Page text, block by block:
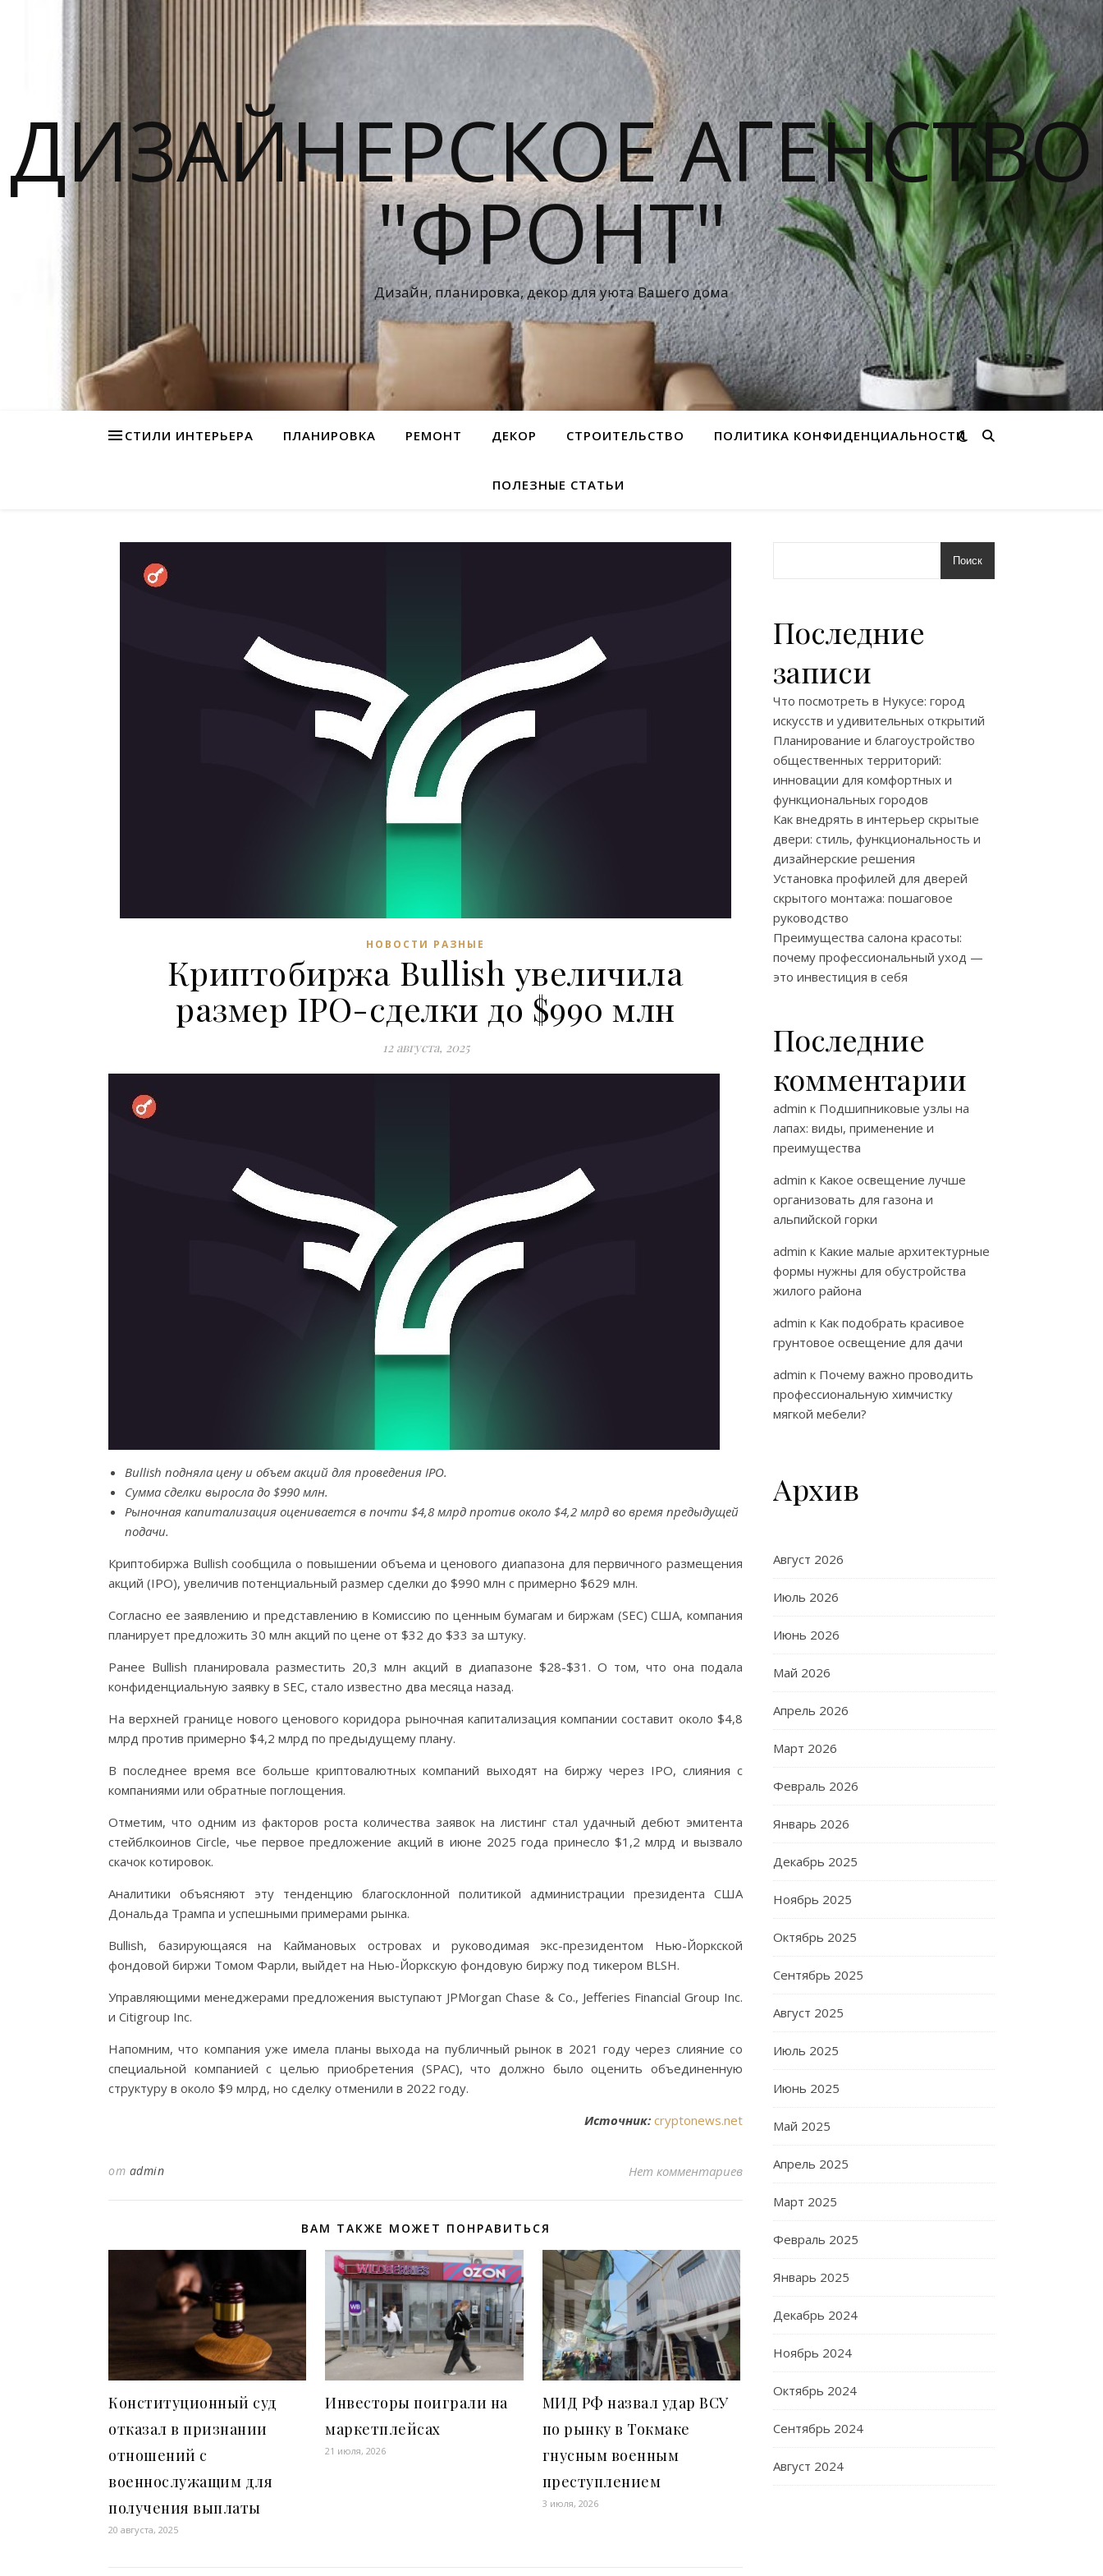
ДИЗАЙНЕРСКОЕ АГЕНСТВО
"ФРОНТ"
Дизайн, планировка, декор для уюта Вашего дома
СТИЛИ ИНТЕРЬЕРА ПЛАНИРОВКА РЕМОНТ ДЕКОР СТРОИТЕЛЬСТВО ПОЛИТИКА КОНФИДЕНЦИАЛЬНОСТИ
ПОЛЕЗНЫЕ СТАТЬИ
НОВОСТИ РАЗНЫЕ
Криптобиржа Bullish увеличила
размер IPO-сделки до $990 млн
12 августа, 2025
Bullish подняла цену и объем акций для проведения IPO.
Сумма сделки выросла до $990 млн.
Рыночная капитализация оценивается в почти $4,8 млрд против около $4,2 млрд во время предыдущей
подачи.
Криптобиржа Bullish сообщила о повышении объема и ценового диапазона для первичного размещения
акций (IPO), увеличив потенциальный размер сделки до $990 млн с примерно $629 млн.
Согласно ее заявлению и представлению в Комиссию по ценным бумагам и биржам (SEC) США, компания
планирует предложить 30 млн акций по цене от $32 до $33 за штуку.
Ранее Bullish планировала разместить 20,3 млн акций в диапазоне $28-$31. О том, что она подала
конфиденциальную заявку в SEC, стало известно два месяца назад.
На верхней границе нового ценового коридора рыночная капитализация компании составит около $4,8
млрд против примерно $4,2 млрд по предыдущему плану.
В последнее время все больше криптовалютных компаний выходят на биржу через IPO, слияния с
компаниями или обратные поглощения.
Отметим, что одним из факторов роста количества заявок на листинг стал удачный дебют эмитента
стейблкоинов Circle, чье первое предложение акций в июне 2025 года принесло $1,2 млрд и вызвало
скачок котировок.
Аналитики объясняют эту тенденцию благосклонной политикой администрации президента США
Дональда Трампа и успешными примерами рынка.
Bullish, базирующаяся на Каймановых островах и руководимая экс-президентом Нью-Йоркской
фондовой биржи Томом Фарли, выйдет на Нью-Йоркскую фондовую биржу под тикером BLSH.
Управляющими менеджерами предложения выступают JPMorgan Chase & Co., Jefferies Financial Group Inc.
и Citigroup Inc.
Напомним, что компания уже имела планы выхода на публичный рынок в 2021 году через слияние со
специальной компанией с целью приобретения (SPAC), что должно было оценить объединенную
структуру в около $9 млрд, но сделку отменили в 2022 году.
Источник: cryptonews.net
от admin Нет комментариев
ВАМ ТАКЖЕ МОЖЕТ ПОНРАВИТЬСЯ
Конституционный суд
отказал в признании
отношений с
военнослужащим для
получения выплаты
20 августа, 2025
Инвесторы поиграли на
маркетплейсах
21 июля, 2026
МИД РФ назвал удар ВСУ
по рынку в Токмаке
гнусным военным
преступлением
3 июля, 2026
Поиск
Последние
записи
Что посмотреть в Нукусе: город
искусств и удивительных открытий
Планирование и благоустройство
общественных территорий:
инновации для комфортных и
функциональных городов
Как внедрять в интерьер скрытые
двери: стиль, функциональность и
дизайнерские решения
Установка профилей для дверей
скрытого монтажа: пошаговое
руководство
Преимущества салона красоты:
почему профессиональный уход —
это инвестиция в себя
Последние
комментарии
admin к Подшипниковые узлы на
лапах: виды, применение и
преимущества
admin к Какое освещение лучше
организовать для газона и
альпийской горки
admin к Какие малые архитектурные
формы нужны для обустройства
жилого района
admin к Как подобрать красивое
грунтовое освещение для дачи
admin к Почему важно проводить
профессиональную химчистку
мягкой мебели?
Архив
Август 2026
Июль 2026
Июнь 2026
Май 2026
Апрель 2026
Март 2026
Февраль 2026
Январь 2026
Декабрь 2025
Ноябрь 2025
Октябрь 2025
Сентябрь 2025
Август 2025
Июль 2025
Июнь 2025
Май 2025
Апрель 2025
Март 2025
Февраль 2025
Январь 2025
Декабрь 2024
Ноябрь 2024
Октябрь 2024
Сентябрь 2024
Август 2024